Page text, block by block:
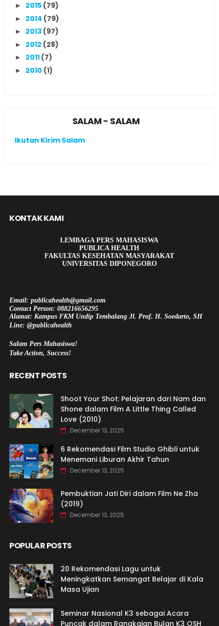
► 2015 (79)
► 2014 (79)
► 2013 (97)
► 2012 (28)
► 2011 (7)
► 2010 (1)
SALAM - SALAM
Ikutan Kirim Salam
KONTAK KAMI
LEMBAGA PERS MAHASISWA
PUBLICA HEALTH
FAKULTAS KESEHATAN MASYARAKAT
UNIVERSITAS DIPONEGORO
Email: publicahealth@gmail.com
Contact Person: 088216656295
Alamat: Kampus FKM Undip Tembalang Jl. Prof. H. Soedarto, SH
Line: @publicahealth
Salam Pers Mahasiswa!
Take Action, Success!
RECENT POSTS
Shoot Your Shot: Pelajaran dari Nam dan
Shone dalam Film A Little Thing Called
Love (2010)
December 13, 2025
6 Rekomendasi Film Studio Ghibli untuk
Menemani Liburan Akhir Tahun
December 13, 2025
Pembuktian Jati Diri dalam Film Ne Zha
(2019)
December 13, 2025
POPULAR POSTS
20 Rekomendasi Lagu untuk
Meningkatkan Semangat Belajar di Kala
Masa Ujian
Seminar Nasional K3 sebagai Acara
Puncak dalam Rangkaian Bulan K3 OSH